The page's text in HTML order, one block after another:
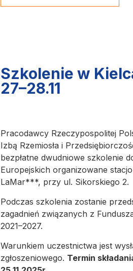
Szkolenie w
27–28.11
Pracodawcy Rzeczypospolitej
Izbą Rzemiosła i
bezpłatne dwudniowe szkolenie
Europejskich organizowane
LaMar***, przy ul. Sikorskiego 2.
Podczas szkolenia zostanie
zagadnień związanych z
2021–2027.
Warunkiem uczestnictwa jest
zgłoszeniowego. Termin